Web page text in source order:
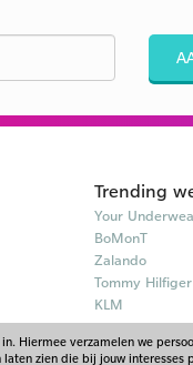
Trending
Your
BoMonT
Zalando
Tommy Hilfiger
KLM
Hiermee verzamelen we
zien die bij jouw interesses